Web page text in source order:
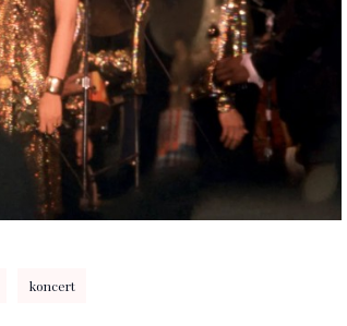
koncert